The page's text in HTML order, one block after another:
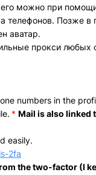
можно при
телефонов. Позже
аватар.
прокси любых
numbers in the
* Mail is also linked
easily.
2fa
the two-factor (I
в корзине